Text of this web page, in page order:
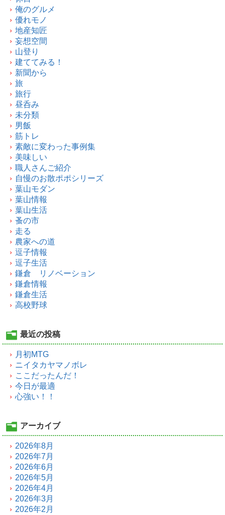
俺のグルメ
優れモノ
地産知匠
妄想空間
山登り
建ててみる！
新聞から
旅
旅行
昼呑み
未分類
男飯
筋トレ
素敵に変わった事例集
美味しい
職人さんご紹介
自慢のお散ポポシリーズ
葉山モダン
葉山情報
葉山生活
蚤の市
走る
農家への道
逗子情報
逗子生活
鎌倉 リノベーション
鎌倉情報
鎌倉生活
高校野球
最近の投稿
月初MTG
ニイタカヤマノボレ
ここだったんだ！
今日が最適
心強い！！
アーカイブ
2026年8月
2026年7月
2026年6月
2026年5月
2026年4月
2026年3月
2026年2月